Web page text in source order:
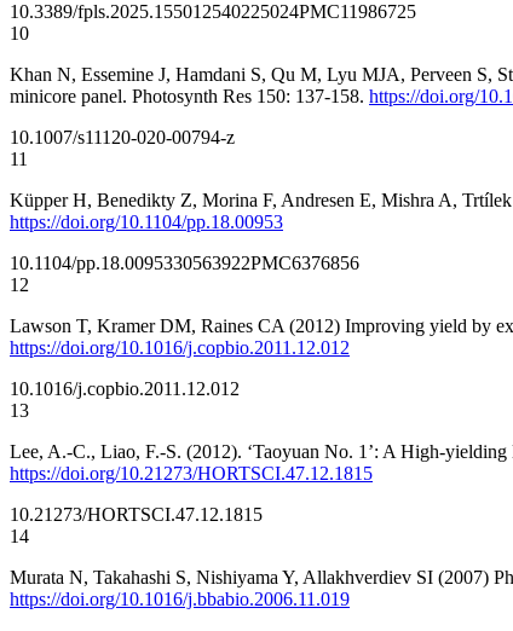
10.3389/fpls.2025.155012540225024PMC11986725
10
Khan N, Essemine J, Hamdani S, Qu M, Lyu MJA, Perveen S,
minicore panel. Photosynth Res 150: 137-158. https://doi.org/
10.1007/s11120-020-00794-z
11
Küpper H, Benedikty Z, Morina F, Andresen E, Mishra A,
https://doi.org/10.1104/pp.18.00953
10.1104/pp.18.0095330563922PMC6376856
12
Lawson T, Kramer DM, Raines CA (2012) Improving yield by
https://doi.org/10.1016/j.copbio.2011.12.012
10.1016/j.copbio.2011.12.012
13
Lee, A.-C., Liao, F.-S. (2012). ‘Taoyuan No. 1’: A High-
https://doi.org/10.21273/HORTSCI.47.12.1815
10.21273/HORTSCI.47.12.1815
14
Murata N, Takahashi S, Nishiyama Y, Allakhverdiev SI (2007)
https://doi.org/10.1016/j.bbabio.2006.11.019